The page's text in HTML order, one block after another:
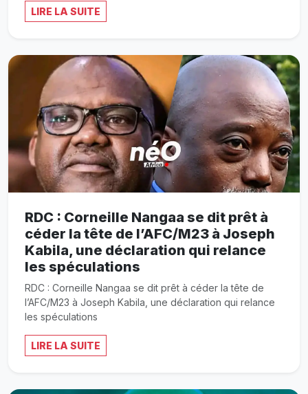
LIRE LA SUITE
RDC : Corneille Nangaa se dit prêt à
céder la tête de l’AFC/M23 à Joseph
Kabila, une déclaration qui relance
les spéculations
RDC : Corneille Nangaa se dit prêt à céder la tête de
l’AFC/M23 à Joseph Kabila, une déclaration qui relance
les spéculations
LIRE LA SUITE